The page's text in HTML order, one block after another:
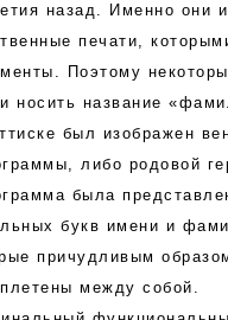
назад. Именно они
печати,
Поэтому
носить название
был изображен
либо родовой
была
букв имени и
причудливым
между собой.